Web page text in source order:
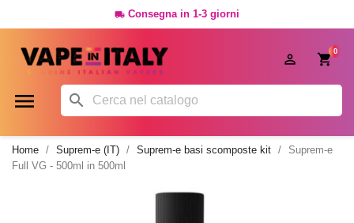
 Consegna in 1-3 giorni
0

 
Home Suprem-e (IT) Suprem-e basi scomposte kit
Suprem-e
Full VG - 500ml in 500ml